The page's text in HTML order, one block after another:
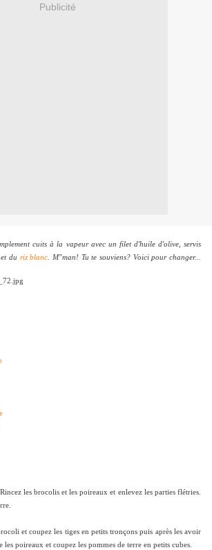
Publicité
cuits à la vapeur avec un filet d'huile d'olive, servis
du riz blanc . M"man! Tu te souviens? Voici pour changer...
les brocolis et les poireaux et enlevez les parties flétries.
et coupez les tiges en petits tronçons puis après les avoir
les poireaux et coupez les pommes de terre en petits cubes.